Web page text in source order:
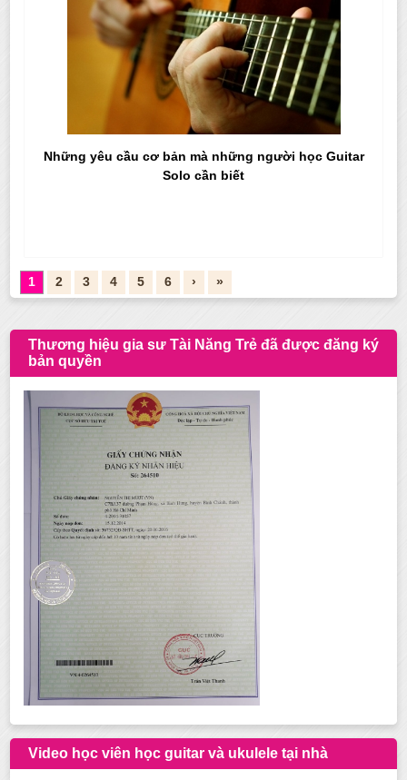
Những yêu cầu cơ bản mà những người học Guitar
Solo cần biết
1 2 3 4 5 6 › »
Thương hiệu gia sư Tài Năng Trẻ đã được đăng ký
bản quyền
Video học viên học guitar và ukulele tại nhà